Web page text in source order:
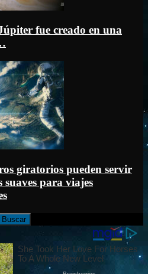
fue creado en una
giratorios pueden servir
suaves para viajes